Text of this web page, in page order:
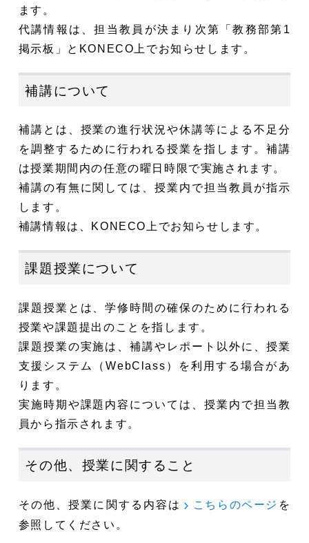
ます。
代講情報は、担当教員が決まり次第「教務部第1
掲示板」とKONECO上でお知らせします。
補講について
補講とは、授業の進行状況や休講等による不足分
を調整するために行われる授業を指します。補講
は授業期間内の任意の曜日時限で実施されます。
補講の有無に関しては、授業内で担当教員が指示
します。
補講情報は、KONECO上でお知らせします。
課題授業について
課題授業とは、学修時間の確保のために行われる
授業や課題提出のことを指します。
課題授業の実施は、補講やレポート以外に、授業
支援システム（WebClass）を利用する場合があ
ります。
実施時期や課題内容については、授業内で担当教
員から指示されます。
その他、授業に関すること
その他、授業に関する内容は こちらのページ を
参照してください。